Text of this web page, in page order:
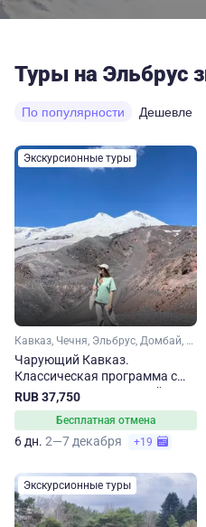
Туры на Эльбрус
По популярности Дешевле
Экскурсионные туры
Кавказ, Чечня, Эльбрус, Домбай, Карачаево-Черкесия, Кабардино-Балкария, Ставропольский край, Кавказские Минеральные Воды
Чарующий Кавказ.
Классическая программа с
путешествием в Грозный
RUB 37,750
Бесплатная отмена
6 дн. 2—7 декабря +19
Экскурсионные туры